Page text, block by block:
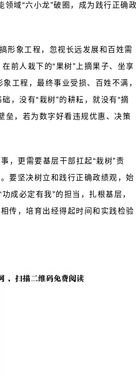
域“六小龙”破圈，成为践行正确政
形象工程，忽视长远发展和百姓需
前人栽下的“果树”上摘果子、坐享
工程，最终事业受损、百姓不满，
，没有“栽树”的耕耘，就没有“摘
垒，若为数字好看违规优惠、决策
，更需要基层干部扛起“栽树”责
要坚决树立和践行正确政绩观，始
成必定有我”的担当，扎根基层，
传，培育出经得起时间和实践检验